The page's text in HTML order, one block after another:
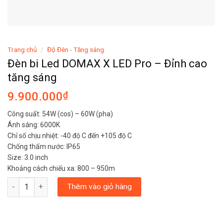
Trang chủ / Độ Đèn - Tăng sáng
Đèn bi Led DOMAX X LED Pro – Đỉnh cao
tăng sáng
9.900.000₫
Công suất: 54W (cos) – 60W (pha)
Ánh sáng: 6000K
Chỉ số chịu nhiệt: -40 độ C đến +105 độ C
Chống thấm nước: IP65
Size: 3.0 inch
Khoảng cách chiếu xa: 800 – 950m
Đèn bi Led DOMAX X LED Pro - Đỉnh cao tăng sáng số lượng
Thêm vào giỏ hàng